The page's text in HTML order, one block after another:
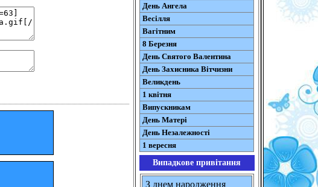
День Ангела
Весілля
Вагітним
8 Березня
День Святого Валентина
День Захисника Вітчизни
Великдень
1 квітня
Випускникам
День Матері
День Незалежності
1 вересня
Випадкове привітання
З днем народження